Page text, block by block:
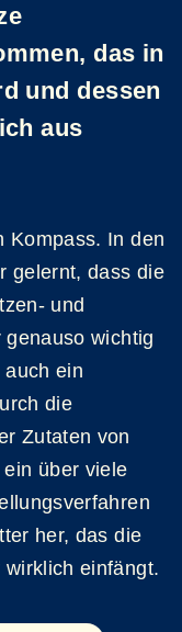
das in
und dessen
aus
Kompass. In den
gelernt, dass die
und
wichtig
ein
die
Zutaten von
über viele
her, das die
einfängt.